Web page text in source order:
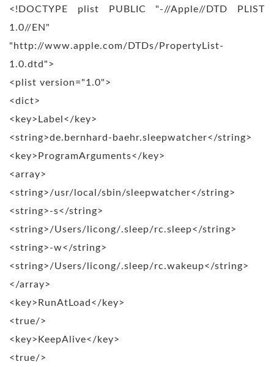
<!DOCTYPE plist PUBLIC "-//Apple//DTD PLIST
1.0//EN"
"http://www.apple.com/DTDs/PropertyList-
1.0.dtd">
<plist version="1.0">
<dict>
<key>Label</key>
<string>de.bernhard-baehr.sleepwatcher</string>
<key>ProgramArguments</key>
<array>
<string>/usr/local/sbin/sleepwatcher</string>
<string>-s</string>
<string>/Users/licong/.sleep/rc.sleep</string>
<string>-w</string>
<string>/Users/licong/.sleep/rc.wakeup</string>
</array>
<key>RunAtLoad</key>
<true/>
<key>KeepAlive</key>
<true/>